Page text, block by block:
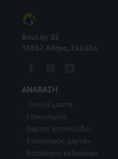
Βουλής 32
10557 Αθήνα, Ελλάδα
ΑΝΆΒΑΣΗ
Ποιοι Είμαστε
Επικοινωνία
Χάρτης Ιστοσελίδας
Εντοπισμός χαρτών
Κατάλογος εκδόσεων